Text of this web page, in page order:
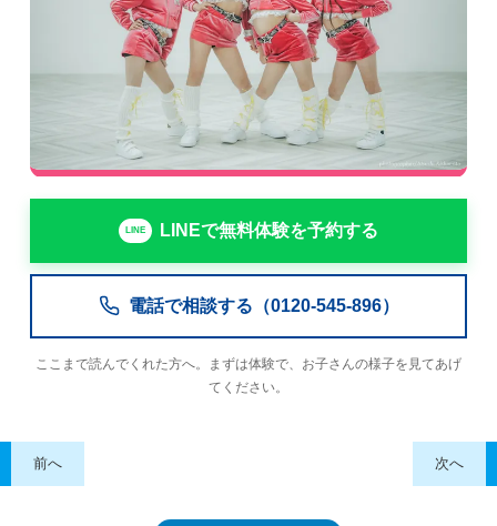
LINEで無料体験を予約する
電話で相談する（0120-545-896）
ここまで読んでくれた方へ。まずは体験で、お子さんの様子を見てあげ
てください。
前へ 次へ